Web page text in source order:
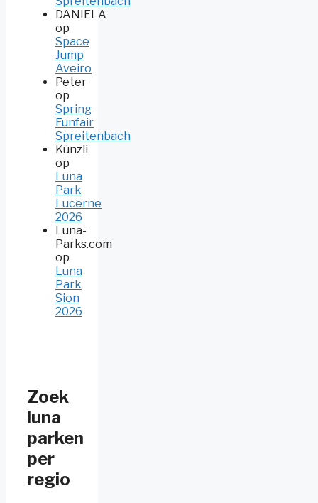
DANIELA
op
Space
Jump
Aveiro
Peter
op
Spring
Funfair
Spreitenbach
Künzli
op
Luna
Park
Lucerne
2026
Luna-
Parks.com
op
Luna
Park
Sion
2026
Zoek
luna
parken
per
regio